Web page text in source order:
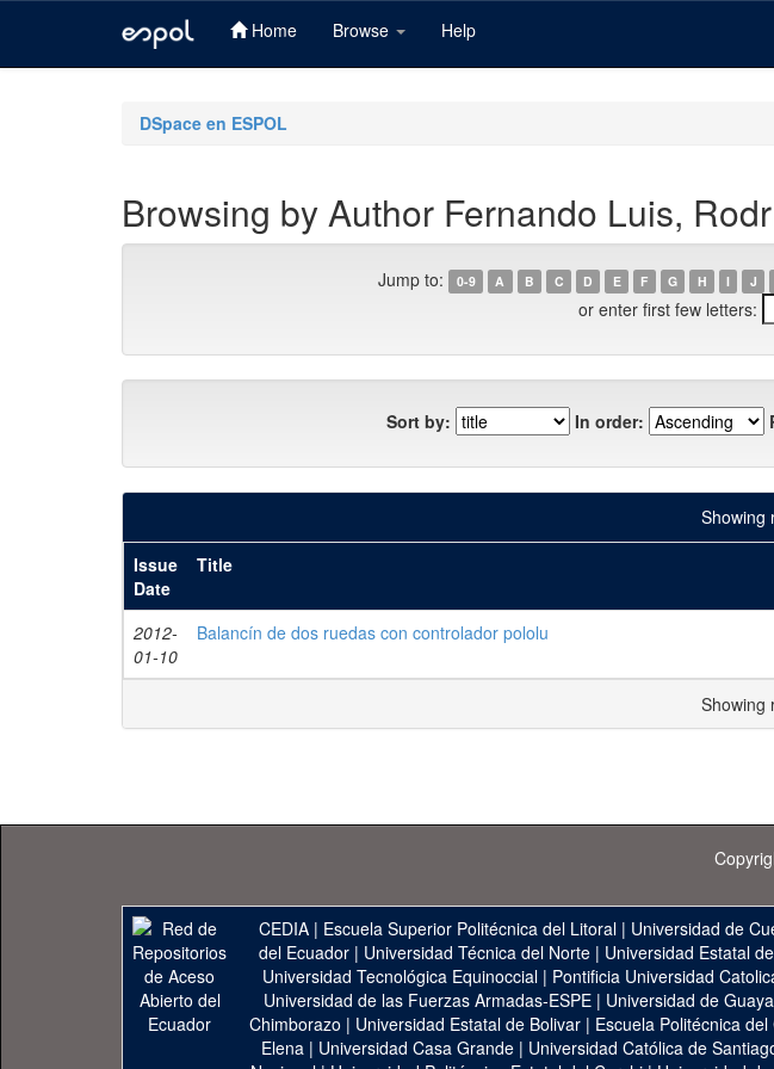
Home Browse Help
DSpace en ESPOL
Browsing by Author Fernando Luis,
Jump to: 0-9 A B C D E F G H I J
or enter first few letters:
Sort by: In order:
Showing
Issue
Date
Title
2012-
01-10
Balancín de dos ruedas con controlador pololu
Showing
CEDIA | Escuela Superior Politécnica del Litoral | Universidad de
del Ecuador| Universidad Técnica del Norte| Universidad Estatal
Universidad Tecnológica Equinoccial| Pontificia Universidad
Universidad de las Fuerzas Armadas-ESPE | Universidad de
Chimborazo | Universidad Estatal de Bolivar| Escuela Politécnica
Elena | Universidad Casa Grande | Universidad Católica de